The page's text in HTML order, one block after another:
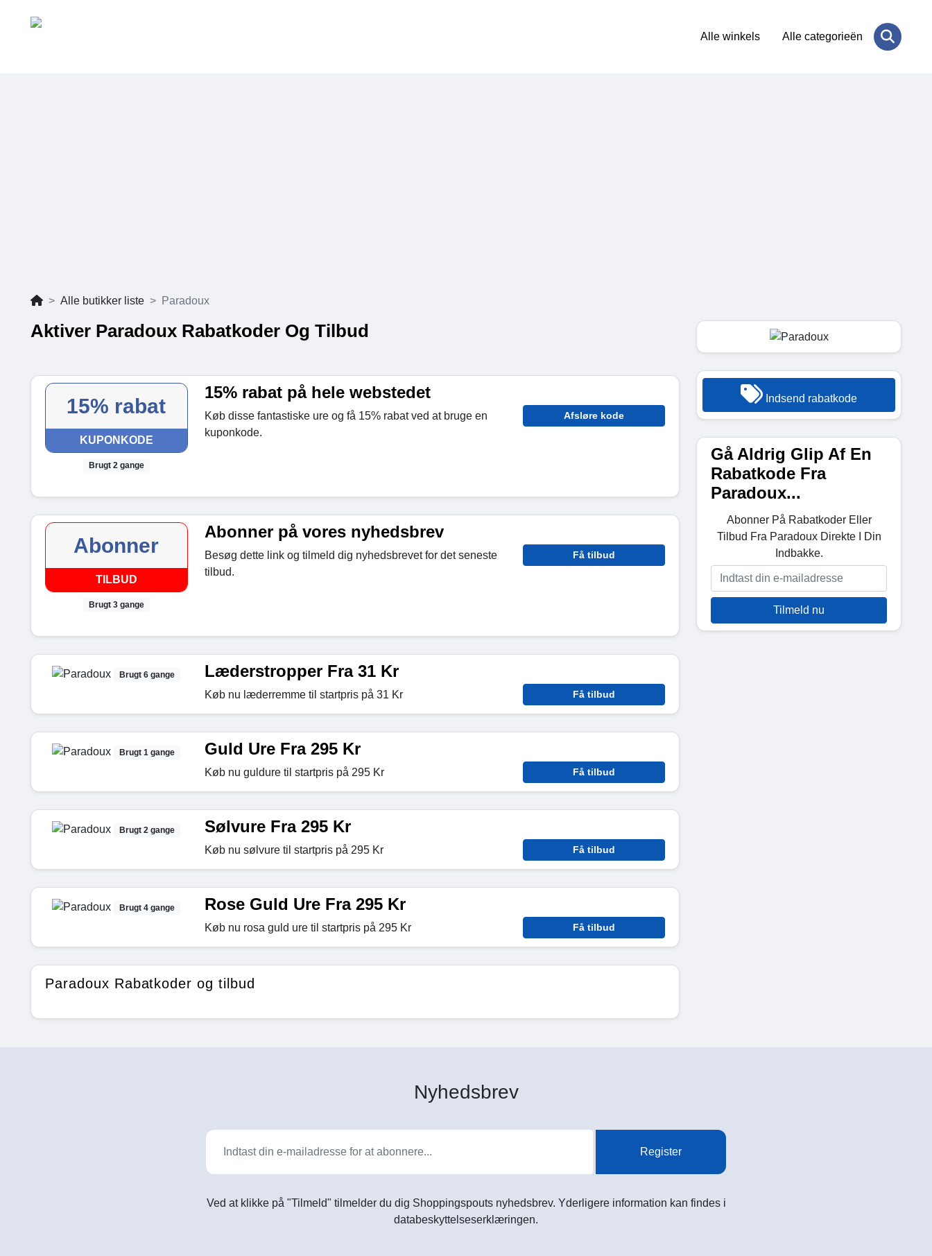
Alle winkels Alle categorieën
Alle butikker liste Paradoux
Aktiver Paradoux Rabatkoder Og Tilbud
15% rabat
KUPONKODE
Brugt 2 gange
15% rabat på hele webstedet
Køb disse fantastiske ure og få 15% rabat ved at bruge en
kuponkode.
Afsløre kode
Abonner
TILBUD
Brugt 3 gange
Abonner på vores nyhedsbrev
Besøg dette link og tilmeld dig nyhedsbrevet for det seneste
tilbud.
Få tilbud
Brugt 6 gange Læderstropper Fra 31 Kr
Køb nu læderremme til startpris på 31 Kr Få tilbud
Brugt 1 gange Guld Ure Fra 295 Kr
Køb nu guldure til startpris på 295 Kr Få tilbud
Brugt 2 gange Sølvure Fra 295 Kr
Køb nu sølvure til startpris på 295 Kr Få tilbud
Brugt 4 gange Rose Guld Ure Fra 295 Kr
Køb nu rosa guld ure til startpris på 295 Kr Få tilbud
Paradoux Rabatkoder og tilbud
Indsend rabatkode
Gå Aldrig Glip Af En
Rabatkode Fra
Paradoux...
Abonner På Rabatkoder Eller
Tilbud Fra Paradoux Direkte I Din
Indbakke.
Tilmeld nu
Nyhedsbrev
Register
Ved at klikke på "Tilmeld" tilmelder du dig Shoppingspouts nyhedsbrev. Yderligere information kan findes i
databeskyttelseserklæringen.